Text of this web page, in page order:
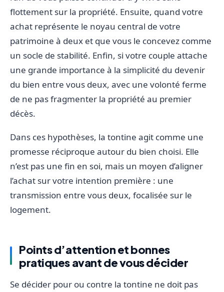
flottement sur la propriété. Ensuite, quand votre
achat représente le noyau central de votre
patrimoine à deux et que vous le concevez comme
un socle de stabilité. Enfin, si votre couple attache
une grande importance à la simplicité du devenir
du bien entre vous deux, avec une volonté ferme
de ne pas fragmenter la propriété au premier
décès.
Dans ces hypothèses, la tontine agit comme une
promesse réciproque autour du bien choisi. Elle
n’est pas une fin en soi, mais un moyen d’aligner
l’achat sur votre intention première : une
transmission entre vous deux, focalisée sur le
logement.
Points d’attention et bonnes
pratiques avant de vous décider
Se décider pour ou contre la tontine ne doit pas